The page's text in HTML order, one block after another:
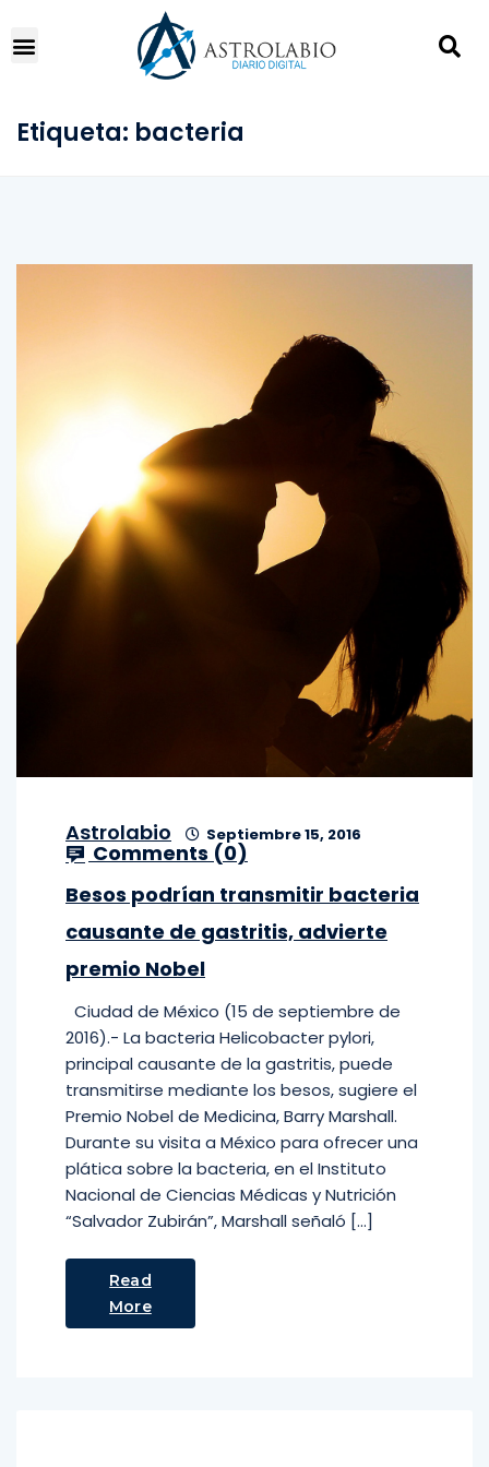
Etiqueta: bacteria
Astrolabio Septiembre 15, 2016
Comments (0)
Besos podrían transmitir bacteria
causante de gastritis, advierte
premio Nobel
Ciudad de México (15 de septiembre de
2016).- La bacteria Helicobacter pylori,
principal causante de la gastritis, puede
transmitirse mediante los besos, sugiere el
Premio Nobel de Medicina, Barry Marshall.
Durante su visita a México para ofrecer una
plática sobre la bacteria, en el Instituto
Nacional de Ciencias Médicas y Nutrición
“Salvador Zubirán”, Marshall señaló […]
Read
More